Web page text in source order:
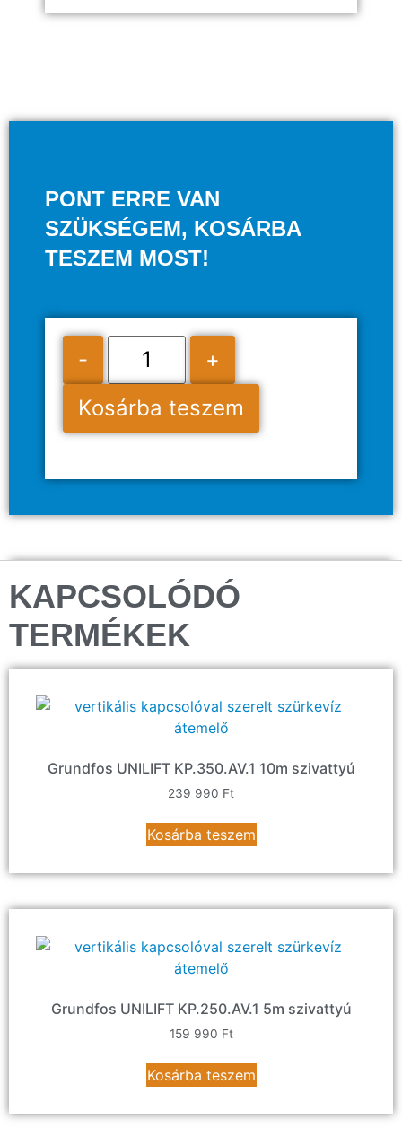
PONT ERRE VAN
SZÜKSÉGEM, KOSÁRBA
TESZEM MOST!
-
+
Kosárba teszem
KAPCSOLÓDÓ
TERMÉKEK
Grundfos UNILIFT KP.350.AV.1 10m szivattyú
239 990 Ft
Kosárba teszem
Grundfos UNILIFT KP.250.AV.1 5m szivattyú
159 990 Ft
Kosárba teszem